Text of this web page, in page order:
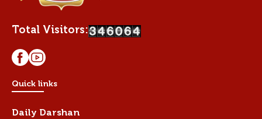
Total Visitors:
Quick links
Daily Darshan